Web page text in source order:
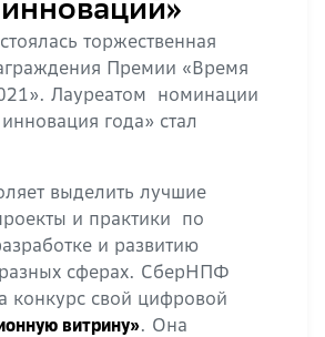
торжественная
Премии «Время
Лауреатом номинации
года» стал
выделить лучшие
и практики по
и развитию
сферах. СберНПФ
конкурс свой цифровой
витрину». Она